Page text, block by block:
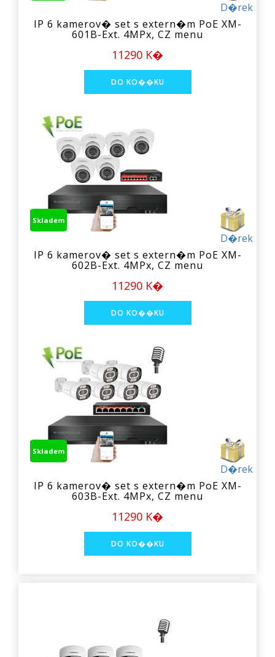
D�rek
IP 6 kamerov� set s extern�m PoE XM-
601B-Ext. 4MPx, CZ menu
11290 K�
D�rek
Skladem
IP 6 kamerov� set s extern�m PoE XM-
602B-Ext. 4MPx, CZ menu
11290 K�
D�rek
Skladem
IP 6 kamerov� set s extern�m PoE XM-
603B-Ext. 4MPx, CZ menu
11290 K�